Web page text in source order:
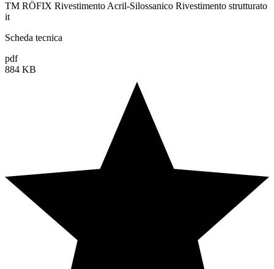
TM RÖFIX Rivestimento Acril-Silossanico Rivestimento strutturato
it
Scheda tecnica
pdf
884 KB